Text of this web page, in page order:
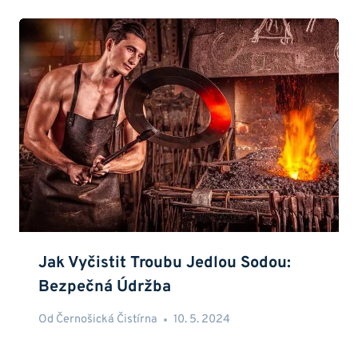
Jak Vyčistit Troubu Jedlou Sodou:
Bezpečná Údržba
Od Černošická Čistírna 10. 5. 2024